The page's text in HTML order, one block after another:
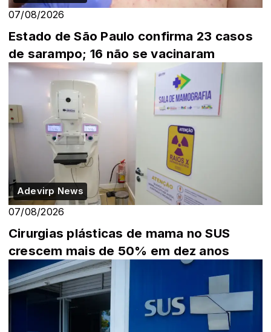
07/08/2026
Estado de São Paulo confirma 23 casos
de sarampo; 16 não se vacinaram
Adevirp News
07/08/2026
Cirurgias plásticas de mama no SUS
crescem mais de 50% em dez anos